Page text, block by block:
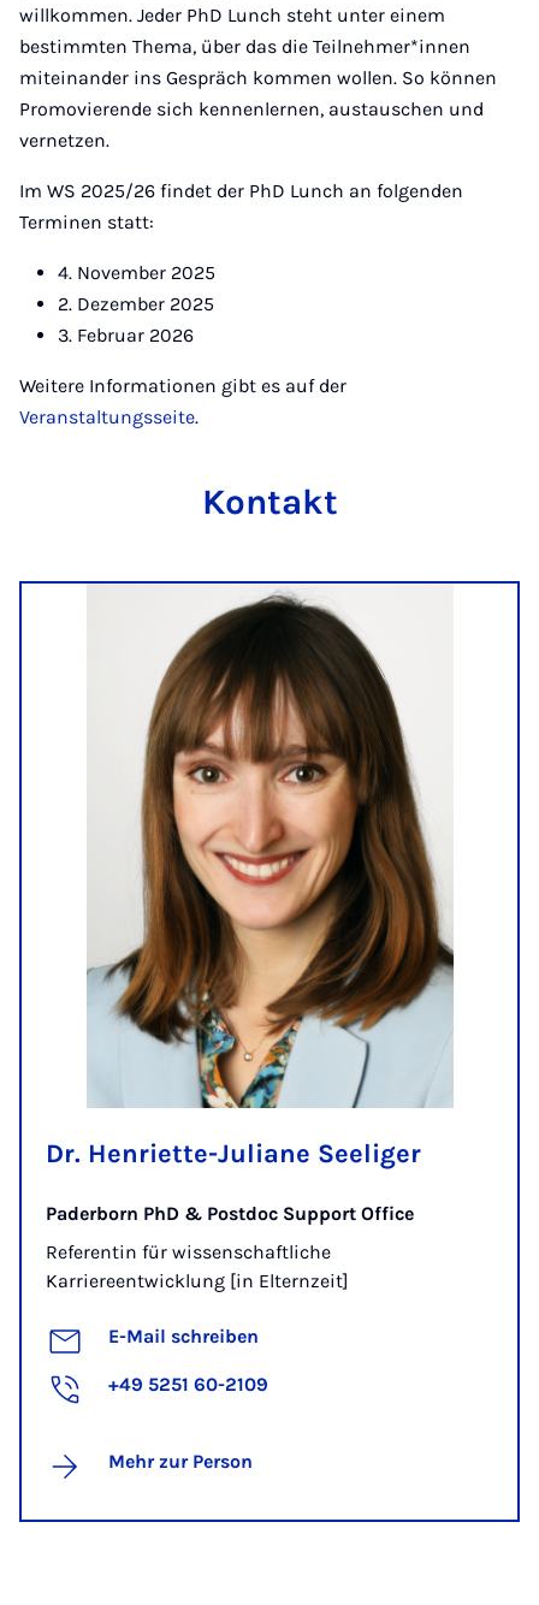
willkommen. Jeder PhD Lunch steht unter einem
bestimmten Thema, über das die Teilnehmer*innen
miteinander ins Gespräch kommen wollen. So können
Promovierende sich kennenlernen, austauschen und
vernetzen.
Im WS 2025/26 findet der PhD Lunch an folgenden
Terminen statt:
4. November 2025
2. Dezember 2025
3. Februar 2026
Weitere Informationen gibt es auf der
Veranstaltungsseite.
Kontakt
Dr. Henriette-Juliane Seeliger
Paderborn PhD & Postdoc Support Office
Referentin für wissenschaftliche
Karriereentwicklung [in Elternzeit]
E-Mail schreiben
+49 5251 60-2109
Mehr zur Person